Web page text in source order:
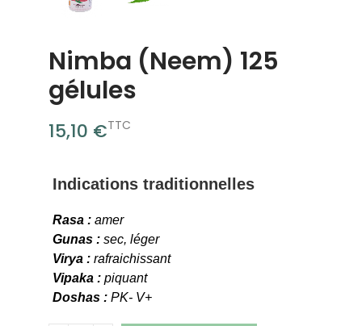
Nimba (Neem) 125
gélules
15,10 €TTC
Indications traditionnelles
Rasa : amer
Gunas : sec, léger
Virya : rafraichissant
Vipaka : piquant
Doshas : PK- V+